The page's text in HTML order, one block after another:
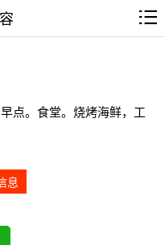
点。食堂。烧烤海鲜，工
息